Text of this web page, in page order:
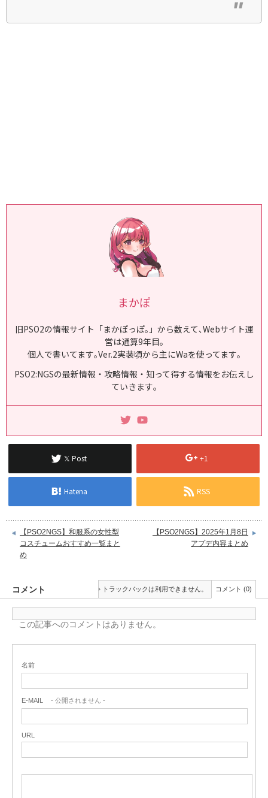
まかぽ
旧PSO2の情報サイト「まかぽっぽ｡」から数えて､Webサイト運
営は通算9年目｡
個人で書いてます｡Ver.2実装頃から主にWaを使ってます｡
PSO2:NGSの最新情報・攻略情報・知って得する情報をお伝えし
ていきます｡
𝕏 Post +1
Hatena RSS
【PSO2NGS】和服系の女性型
コスチュームおすすめ一覧まと
め
【PSO2NGS】2025年1月8日
アプデ内容まとめ
コメント トラックバックは利用できません。 コメント (0)
この記事へのコメントはありません。
名前
E-MAIL - 公開されません -
URL